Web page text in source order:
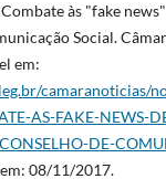
às "fake
Social.
em:
camaranoticias/
AS-FAKE-NEWS-
DE-
08/11/2017.